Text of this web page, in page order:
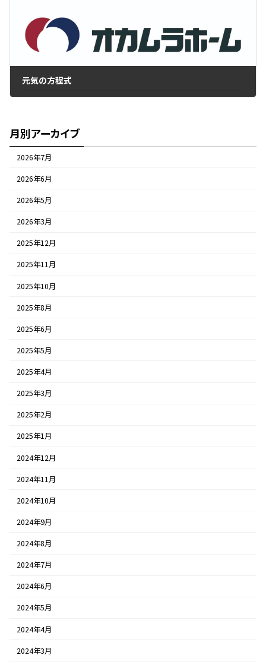
元気の方程式
月別アーカイブ
2026年7月
2026年6月
2026年5月
2026年3月
2025年12月
2025年11月
2025年10月
2025年8月
2025年6月
2025年5月
2025年4月
2025年3月
2025年2月
2025年1月
2024年12月
2024年11月
2024年10月
2024年9月
2024年8月
2024年7月
2024年6月
2024年5月
2024年4月
2024年3月